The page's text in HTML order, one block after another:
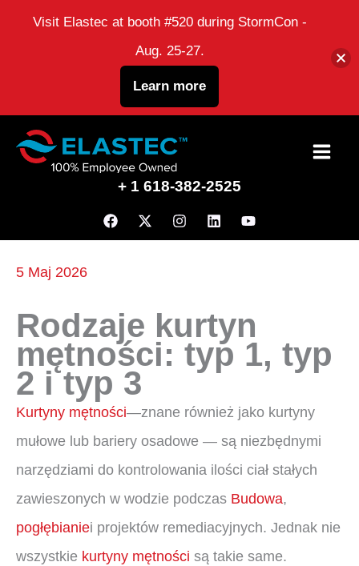
Przejdź
+ 1 618-382-2525
5 Maj 2026
Rodzaje kurtyn
mętności: typ 1, typ
2 i typ 3
Kurtyny mętności—znane również jako kurtyny
mułowe lub bariery osadowe — są niezbędnymi
narzędziami do kontrolowania ilości ciał stałych
zawieszonych w wodzie podczas Budowa,
pogłębianiei projektów remediacyjnych. Jednak nie
wszystkie kurtyny mętności są takie same.
Visit Elastec at booth #520 during StormCon -
Aug. 25-27.
Learn more